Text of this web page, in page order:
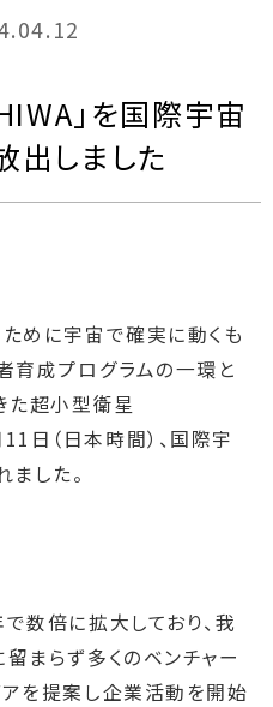
」を国際宇宙
出しました
めに宇宙で確実に動くも
育成プログラムの一環と
た超小型衛星
日（日本時間）、国際宇
した。
数倍に拡大しており、我
まらず多くのベンチャー
を提案し企業活動を開始